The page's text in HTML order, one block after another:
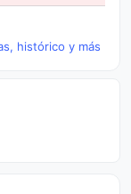
histórico y más